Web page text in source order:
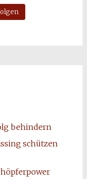
behindern
schützen